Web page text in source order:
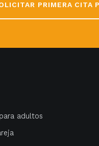
PRIMERA CITA
adultos